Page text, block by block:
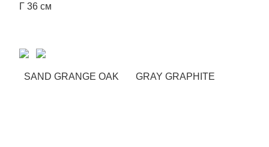
Г 36 см
SAND GRANGE OAK GRAY GRAPHITE